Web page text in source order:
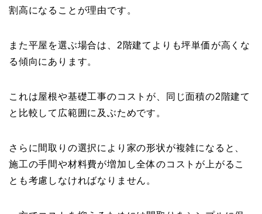
割高になることが理由です。
また平屋を選ぶ場合は、2階建てよりも坪単価が高くな
る傾向にあります。
これは屋根や基礎工事のコストが、同じ面積の2階建て
と比較して広範囲に及ぶためです。
さらに間取りの選択により家の形状が複雑になると、
施工の手間や材料費が増加し全体のコストが上がるこ
とも考慮しなければなりません。